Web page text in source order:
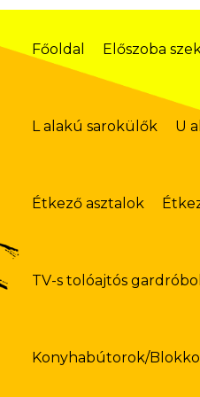
Főoldal Előszoba
L alakú sarokülők U
Étkező asztalok
TV-s tolóajtós
Konyhabútorok/